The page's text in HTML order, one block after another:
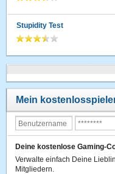
Stupidity Test
Mein
Deine kostenlose Gaming-
Verwalte einfach Deine
Mitgliedern.